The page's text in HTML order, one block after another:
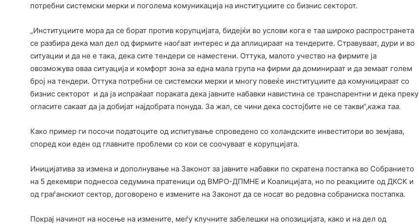
потребни системски мерки и поголема комуникација на институциите со бизнис секторот.
„Институциите мора да се борат против корупцијата, бидејќи во услови кога е таа широко распространета
се разбира дека мал дел од фирмите наоѓаат интерес и да аплицираат на тендерите. Стравуваат, дури и во
ситуации и да не е така, дека сите тендери се наместени. Оттука, малото учество на фирмите ја
овозможува оваа ситуација и комфорт зона за една мала група на фирми да доминираат и да земаат голем
број на тендери. Оттука потребни се системски мерки и многу повеќе институциите да комуницираат со
бизнис секторот и да ја испраќаат пораката дека јавните набавки навистина се транспарентни и дека преку
огласите сакаат да ја добијат најдобрата понуда. За жал, се чини дека состојбите не се такви“,кажа таа.
Како пример ги посочи податоците од испитување спроведено со холандските инвеститори во земјава,
според кои еден од главните проблеми со кои се соочуваат е корупцијата.
Иницијатива за измена и дополнување на Законот за јавните набавки по скратена постапка во Собранието
на 5 декември поднесоа седумина пратеници од ВМРО-ДПМНЕ и Коалицијата, но по реакциите од ДКСК и
од граѓанскиот сектор, договорено е измените на Законот да се носат во редовна собраниска постапка.
Покрај начинот на носење на измените, меѓу клучните забелешки на опозицијата, како и на дел од